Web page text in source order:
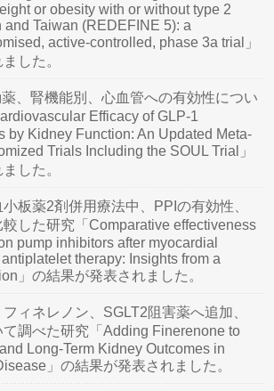
or obesity with or without type 2
Taiwan (REDEFINE 5): a
active-controlled, phase 3a trial」
した。
、腎機能別、心血管への有効性につい
Efficacy of GLP-1
by Kidney Function: An Updated Meta-
Trials Including the SOUL Trial」
した。
板薬2剤併用療法中、PPIの有効性、
した研究「Comparative effectiveness
pump inhibitors after myocardial
therapy: Insights from a
」の結果が発表されました。
ィネレノン、SGLT2阻害薬へ追加、
調べた研究「Adding Finerenone to
Long-Term Kidney Outcomes in
」の結果が発表されました。